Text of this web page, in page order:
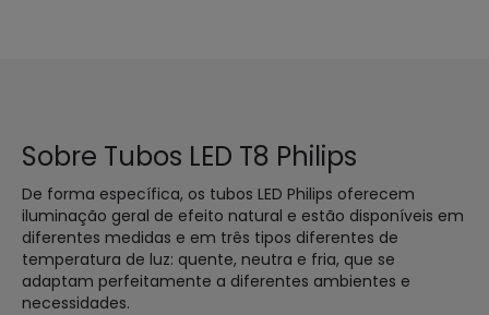
Sobre Tubos LED T8 Philips
De forma específica, os tubos LED Philips oferecem
iluminação geral de efeito natural e estão disponíveis em
diferentes medidas e em três tipos diferentes de
temperatura de luz: quente, neutra e fria, que se
adaptam perfeitamente a diferentes ambientes e
necessidades.